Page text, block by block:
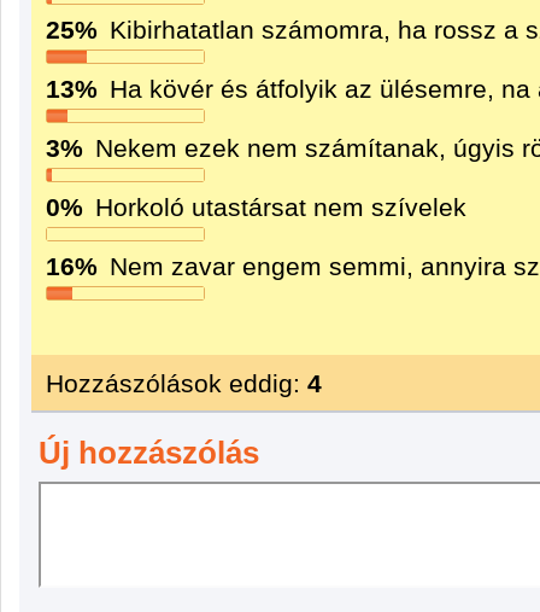
25% Kibirhatatlan számomra, ha rossz a
13% Ha kövér és átfolyik az ülésemre,
3% Nekem ezek nem számítanak, úgyis
0% Horkoló utastársat nem szívelek
16% Nem zavar engem semmi, annyira
Hozzászólások eddig: 4
Új hozzászólás